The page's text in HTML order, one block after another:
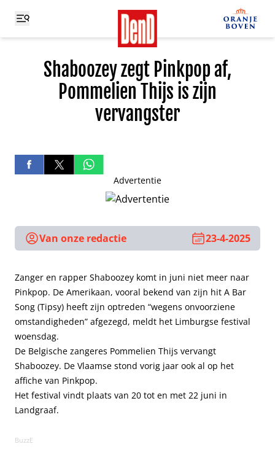
Shaboozey zegt Pinkpop af,
Pommelien Thijs is zijn
vervangster
Advertentie
Van onze redactie 23-4-2025
Zanger en rapper Shaboozey komt in juni niet meer naar
Pinkpop. De Amerikaan, vooral bekend van zijn hit A Bar
Song (Tipsy) heeft zijn optreden “wegens onvoorziene
omstandigheden” afgezegd, meldt het Limburgse festival
woensdag.
De Belgische zangeres Pommelien Thijs vervangt
Shaboozey. De Vlaamse stond vorig jaar ook al op het
affiche van Pinkpop.
Het festival vindt plaats van 20 tot en met 22 juni in
Landgraaf.
BuzzE